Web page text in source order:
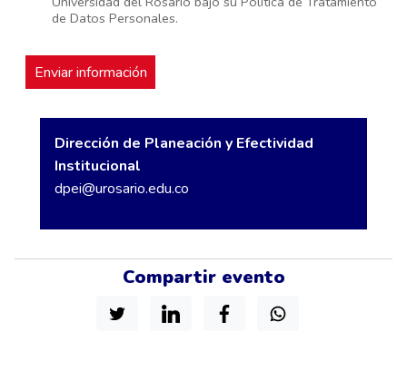
de Datos Personales.
Dirección de Planeación y Efectividad
Institucional
dpei@urosario.edu.co
Compartir evento